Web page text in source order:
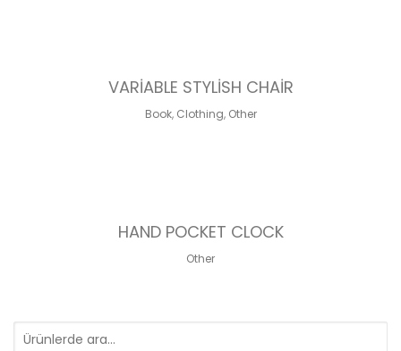
₺ 112,00.
fiyat:
VARIABLE STYLISH CHAIR
Book, Clothing, Other
HAND POCKET CLOCK
Other
Ara: